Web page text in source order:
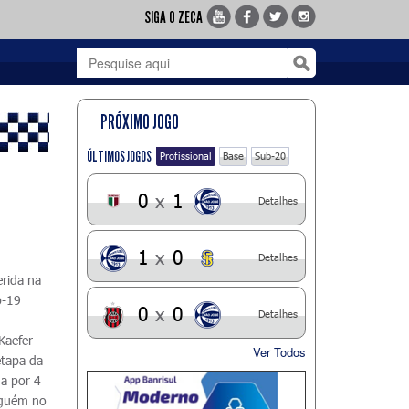
SIGA O ZECA
na
19
da
por 4
no
PRÓXIMO JOGO
ÚLTIMOS JOGOS Profissional Base Sub-20
0 x 1 Detalhes
1 x 0 Detalhes
0 x 0 Detalhes
Ver Todos